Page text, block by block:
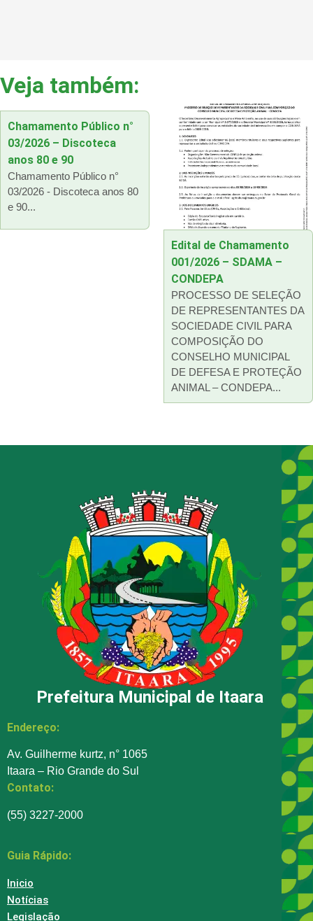
Veja também:
Chamamento Público n°
03/2026 – Discoteca
anos 80 e 90
Chamamento Público n°
03/2026 - Discoteca anos 80
e 90...
Edital de Chamamento
001/2026 – SDAMA –
CONDEPA
PROCESSO DE SELEÇÃO
DE REPRESENTANTES DA
SOCIEDADE CIVIL PARA
COMPOSIÇÃO DO
CONSELHO MUNICIPAL
DE DEFESA E PROTEÇÃO
ANIMAL – CONDEPA...
Prefeitura Municipal de Itaara
Endereço:
Av. Guilherme kurtz, n° 1065
Itaara – Rio Grande do Sul
Contato:
(55) 3227-2000
Guia Rápido:
Inicio
Notícias
Legislação